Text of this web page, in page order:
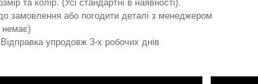
та колір. (Усі стандартні в наявності).
замовлення або погодити деталі з менеджером
немає)
упродовж 3-х робочих днів